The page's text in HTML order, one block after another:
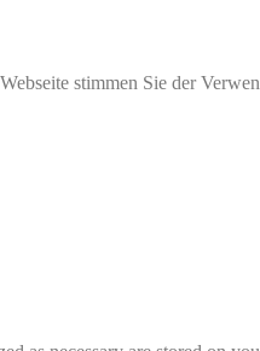
stimmen Sie der